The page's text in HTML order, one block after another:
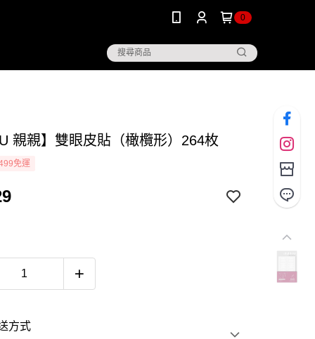
0
親親】雙眼皮貼（橄欖形）264枚
免運
方式